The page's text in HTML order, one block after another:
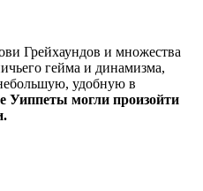
Грейхаундов и множества
гейма и динамизма,
удобную в
Уиппеты могли произойти